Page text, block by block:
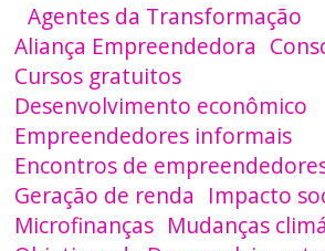
Agentes da Transformação
Aliança Empreendedora
Cursos gratuitos
Desenvolvimento econômico
Empreendedores informais
Encontros de
Geração de renda Impacto
Microfinanças Mudanças